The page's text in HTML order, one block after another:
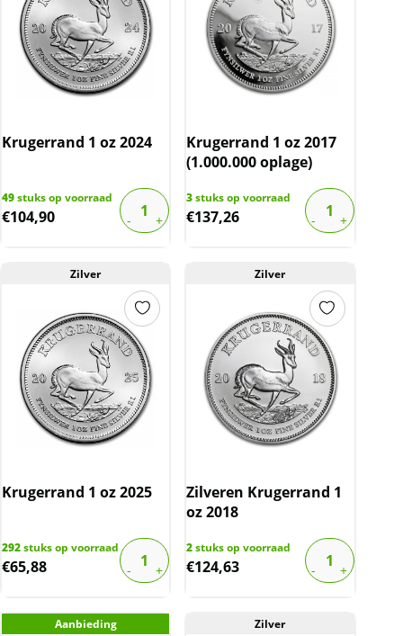
Krugerrand 1 oz 2024
49stuks op voorraad
€104,90
Krugerrand 1 oz 2017
(1.000.000 oplage)
3stuks op voorraad
€137,26
Zilver
Krugerrand 1 oz 2025
292stuks op voorraad
€65,88
Zilver
Zilveren Krugerrand 1
oz 2018
2stuks op voorraad
€124,63
Aanbieding Zilver